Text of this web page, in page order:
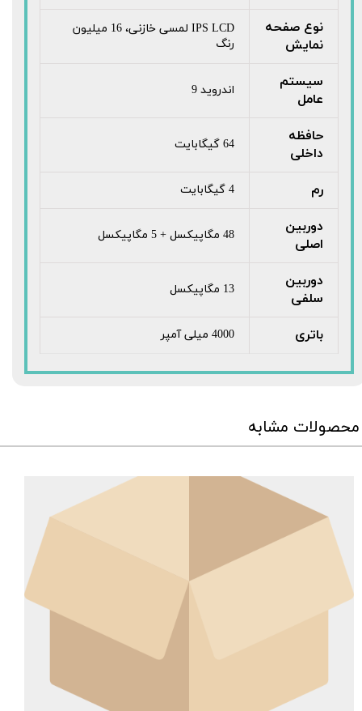
نوع صفحه
نمایش
IPS LCD لمسی خازنی، 16 میلیون
رنگ
سیستم
عامل
اندروید 9
حافظه
داخلی
64 گیگابایت
رم 4 گیگابایت
دوربین
اصلی
48 مگاپیکسل + 5 مگاپیکسل
دوربین
سلفی
13 مگاپیکسل
باتری 4000 میلی آمپر
محصولات مشابه